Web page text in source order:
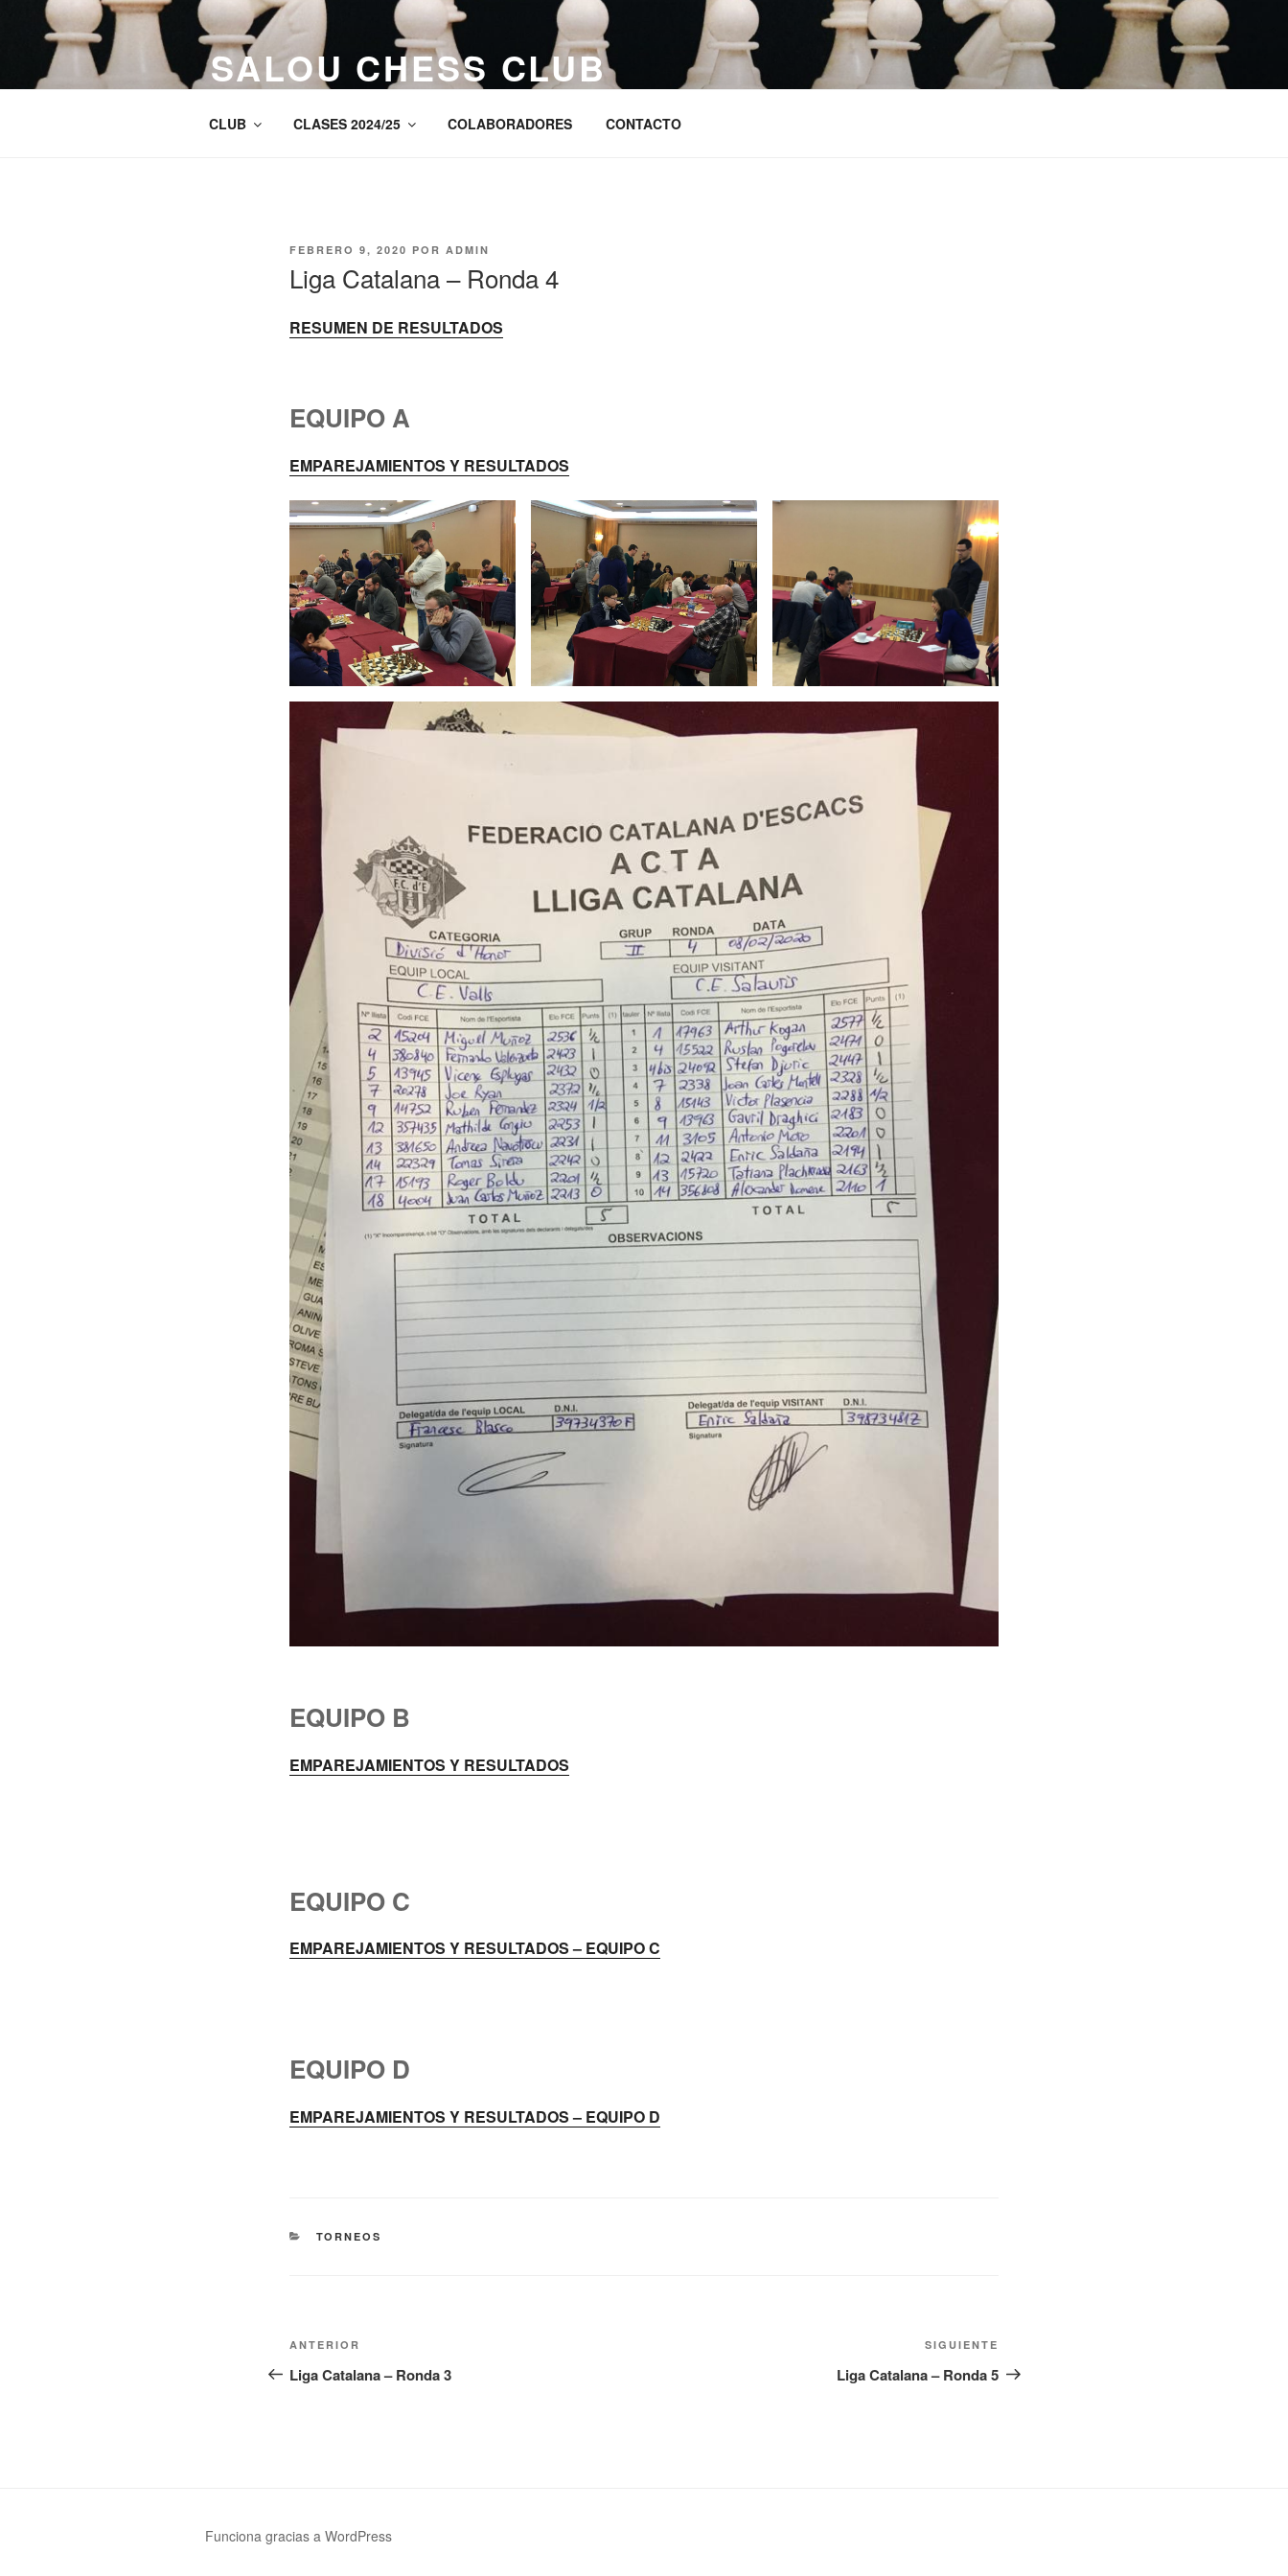
contenido
SALOU CHESS CLUB
CLUB CLASES 2024/25 COLABORADORES CONTACTO
PUBLICADO
FEBRERO 9, 2020 POR ADMIN
Liga Catalana – Ronda 4
RESUMEN DE RESULTADOS
EQUIPO A
EMPAREJAMIENTOS Y RESULTADOS
EQUIPO B
EMPAREJAMIENTOS Y RESULTADOS
EQUIPO C
EMPAREJAMIENTOS Y RESULTADOS – EQUIPO C
EQUIPO D
EMPAREJAMIENTOS Y RESULTADOS – EQUIPO D
CATEGORÍAS
TORNEOS
Navegación
de
Entrada
anterior:
ANTERIOR
Liga Catalana – Ronda 3
entrada
SIGUIENTE
Liga Catalana – Ronda 5
Funciona gracias a WordPress